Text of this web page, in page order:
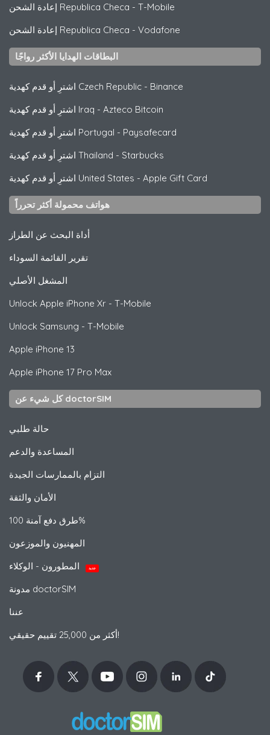
إعادة الشحن Republica Checa - T-Mobile
إعادة الشحن Republica Checa - Vodafone
البطاقات الهدايا الأكثر رواجًا
اشترِ أو قدم كهدية Czech Republic - Binance
اشترِ أو قدم كهدية Iraq - Azteco Bitcoin
اشترِ أو قدم كهدية Portugal - Paysafecard
اشترِ أو قدم كهدية Thailand - Starbucks
اشترِ أو قدم كهدية United States - Apple Gift Card
هواتف محمولة أكثر تحرراً
أداة البحث عن الطراز
تقرير القائمة السوداء
المشغل الأصلي
Unlock Apple iPhone Xr - T-Mobile
Unlock Samsung - T-Mobile
Apple iPhone 13
Apple iPhone 17 Pro Max
كل شيء عن doctorSIM
حالة طلبي
المساعدة والدعم
التزام بالممارسات الجيدة
الأمان والثقة
طرق دفع آمنة 100%
المهنيون والموزعون
جديد
مدونة doctorSIM
عننا
أكثر من 25,000 تقييم حقيقي!